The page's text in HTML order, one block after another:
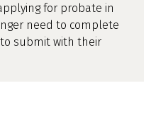
for probate in
need to complete
to submit with their